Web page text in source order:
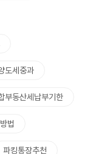
도세중과
부동산세납부기한
법
파킹통장추천